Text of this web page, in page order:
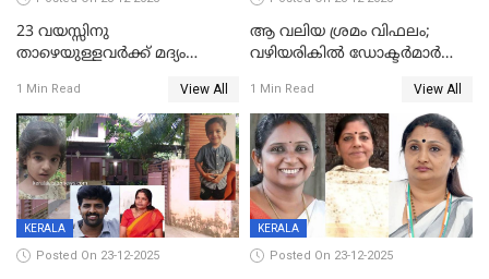
23 വയസ്സിനു
താഴെയുള്ളവർക്ക് മദ്യം
നടപടി;സ്ഥാപനങ്ങൾക്കെതിരെ
രണ്ട് കേസുകൾ
1 Min Read View All
ആ വലിയ ശ്രമം വിഫലം;
വഴിയരികില്‍ ‌ഡോക്ടര്‍മാര്‍
മരണത്തിന് കീഴടങ്ങി
1 Min Read View All
KERALA
Posted On 23-12-2025
KERALA
Posted On 23-12-2025